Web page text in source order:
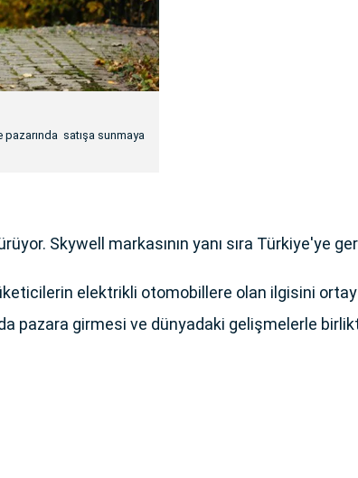
pazarında satışa sunmaya
Skywell markasının yanı sıra Türkiye'ye
elektrikli otomobillere olan ilgisini
pazara girmesi ve dünyadaki gelişmelerle